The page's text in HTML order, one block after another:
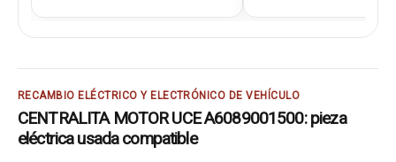
RECAMBIO ELÉCTRICO Y ELECTRÓNICO DE VEHÍCULO
CENTRALITA MOTOR UCE A6089001500: pieza
eléctrica usada compatible